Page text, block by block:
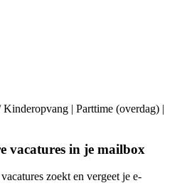
| Parttime (overdag) |
vacatures in je mailbox
zoekt en vergeet je e-